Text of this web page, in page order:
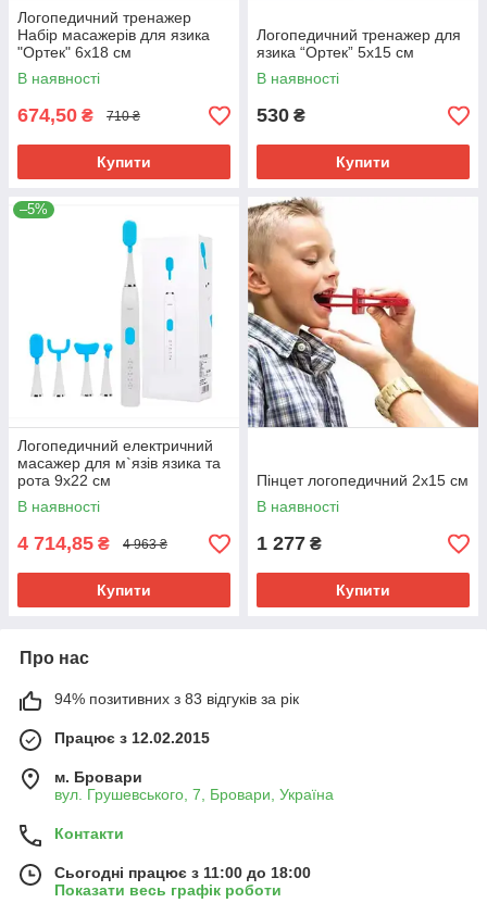
Логопедичний тренажер
Набір масажерів для язика
"Ортек" 6x18 см
В наявності
674,50 ₴ 710 ₴
Купити
Логопедичний тренажер для
язика “Ортек” 5x15 см
В наявності
530 ₴
Купити
–5%
Логопедичний електричний
масажер для м`язів язика та
рота 9x22 см
В наявності
4 714,85 ₴ 4 963 ₴
Купити
Пінцет логопедичний 2x15 см
В наявності
1 277 ₴
Купити
Про нас
94% позитивних з 83 відгуків за рік
Працює з 12.02.2015
м. Бровари
вул. Грушевського, 7, Бровари, Україна
Контакти
Сьогодні працює з 11:00 до 18:00
Показати весь графік роботи